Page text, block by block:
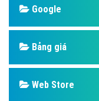
Google
Bảng giá
Web Store